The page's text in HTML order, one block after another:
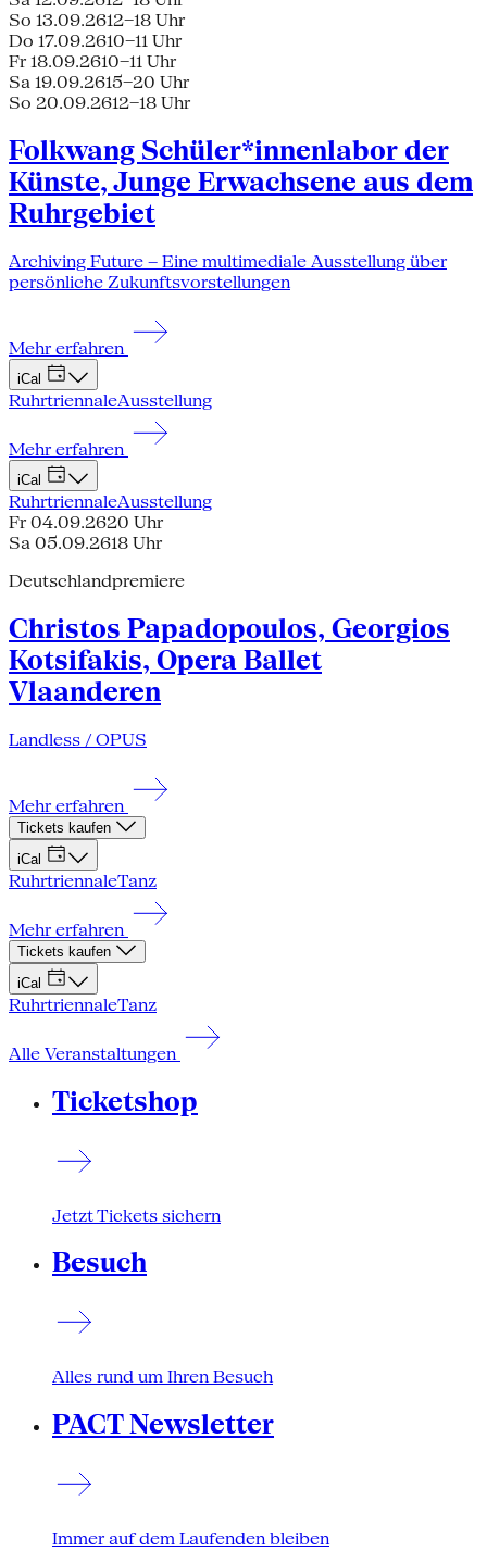
So 13.09.2612–18 Uhr
Do 17.09.2610–11 Uhr
Fr 18.09.2610–11 Uhr
Sa 19.09.2615–20 Uhr
So 20.09.2612–18 Uhr
Folkwang Schüler*innenlabor der
Künste, Junge Erwachsene aus dem
Ruhrgebiet
Archiving Future – Eine multimediale Ausstellung über
persönliche Zukunftsvorstellungen
Mehr erfahren
iCal
RuhrtriennaleAusstellung
Mehr erfahren
iCal
RuhrtriennaleAusstellung
Fr 04.09.2620 Uhr
Sa 05.09.2618 Uhr
Deutschlandpremiere
Christos Papadopoulos, Georgios
Kotsifakis, Opera Ballet
Vlaanderen
Landless / OPUS
Mehr erfahren
Tickets kaufen
iCal
RuhrtriennaleTanz
Mehr erfahren
Tickets kaufen
iCal
RuhrtriennaleTanz
Alle Veranstaltungen
Ticketshop
Jetzt Tickets sichern
Besuch
Alles rund um Ihren Besuch
PACT Newsletter
Immer auf dem Laufenden bleiben